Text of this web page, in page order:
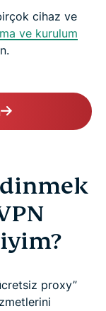
birçok cihaz ve
ve kurulum
proxy”